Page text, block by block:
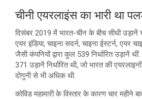
चीनी एयरलाइंस का भारी था
दिसंबर 2019 में भारत-चीन के बीच सीधी उड़ानें
एयर इंडिया, चाइना सदर्न, चाइना ईस्टर्न, एयर
जैसी कंपनियों द्वारा कुल 539 निर्धारित उड़ानें
371 उड़ानें निर्धारित थी, जो भारत की एयरलाइनों
दोगुनी से भी अधिक थी.
कोविड महामारी के विस्तार के कारण चार महीने